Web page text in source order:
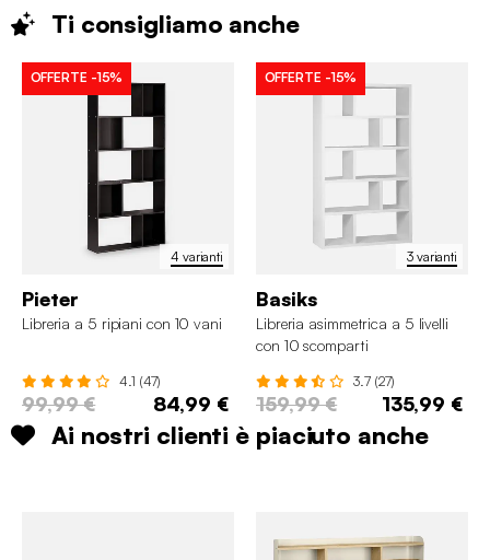
Ti consigliamo anche
4 varianti
OFFERTE -15%
Pieter
Libreria a 5 ripiani con 10 vani
4.1 (47)
99,99 € 84,99 €
3 varianti
OFFERTE -15%
Basiks
Libreria asimmetrica a 5 livelli
con 10 scomparti
3.7 (27)
159,99 € 135,99 €
Ai nostri clienti è piaciuto anche